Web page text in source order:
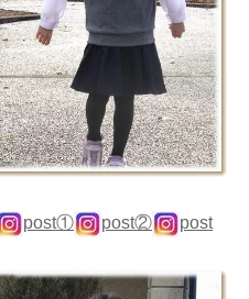
post① post②
post